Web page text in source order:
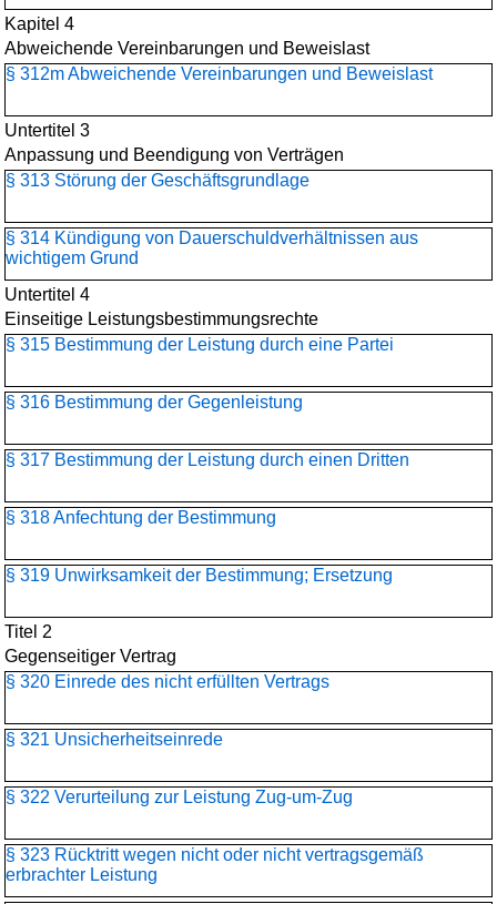
Kapitel 4
Abweichende Vereinbarungen und Beweislast
§ 312m Abweichende Vereinbarungen und Beweislast
Untertitel 3
Anpassung und Beendigung von Verträgen
§ 313 Störung der Geschäftsgrundlage
§ 314 Kündigung von Dauerschuldverhältnissen aus
wichtigem Grund
Untertitel 4
Einseitige Leistungsbestimmungsrechte
§ 315 Bestimmung der Leistung durch eine Partei
§ 316 Bestimmung der Gegenleistung
§ 317 Bestimmung der Leistung durch einen Dritten
§ 318 Anfechtung der Bestimmung
§ 319 Unwirksamkeit der Bestimmung; Ersetzung
Titel 2
Gegenseitiger Vertrag
§ 320 Einrede des nicht erfüllten Vertrags
§ 321 Unsicherheitseinrede
§ 322 Verurteilung zur Leistung Zug-um-Zug
§ 323 Rücktritt wegen nicht oder nicht vertragsgemäß
erbrachter Leistung